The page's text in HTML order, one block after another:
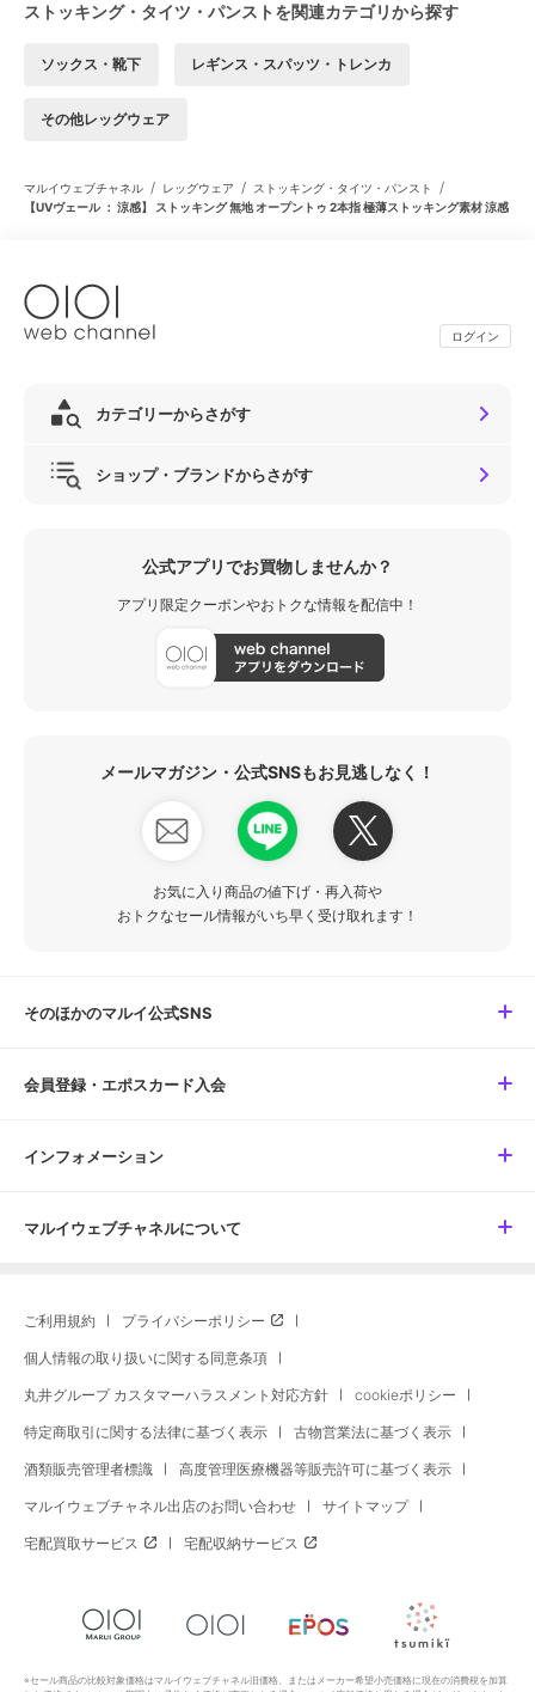
ストッキング・タイツ・パンストを関連カテゴリから探す
ソックス・靴下 レギンス・スパッツ・トレンカ
その他レッグウェア
マルイウェブチャネル / レッグウェア / ストッキング・タイツ・パンスト /
【UVヴェール ： 涼感】 ストッキング 無地 オープントゥ 2本指 極薄ストッキング素材 涼感
ログイン
カテゴリーからさがす
ショップ・ブランドからさがす
公式アプリでお買物しませんか？
アプリ限定クーポンやおトクな情報を配信中！
メールマガジン・公式SNSもお見逃しなく！
お気に入り商品の値下げ・再入荷や
おトクなセール情報がいち早く受け取れます！
そのほかのマルイ公式SNS
会員登録・エポスカード入会
インフォメーション
マルイウェブチャネルについて
ご利用規約 プライバシーポリシー
個人情報の取り扱いに関する同意条項
丸井グループ カスタマーハラスメント対応方針 cookieポリシー
特定商取引に関する法律に基づく表示 古物営業法に基づく表示
酒類販売管理者標識 高度管理医療機器等販売許可に基づく表示
マルイウェブチャネル出店のお問い合わせ サイトマップ
宅配買取サービス 宅配収納サービス
※セール商品の比較対象価格はマルイウェブチャネル旧価格、またはメーカー希望小売価格に現在の消費税を加算